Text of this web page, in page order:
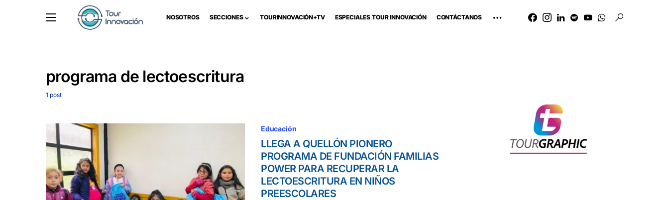
NOSOTROS SECCIONES TOURINNOVACIÓN+TV ESPECIALES TOUR INNOVACIÓN CONTÁCTANOS
programa de lectoescritura
1 post
Educación
LLEGA A QUELLÓN PIONERO
PROGRAMA DE FUNDACIÓN FAMILIAS
POWER PARA RECUPERAR LA
LECTOESCRITURA EN NIÑOS
PREESCOLARES